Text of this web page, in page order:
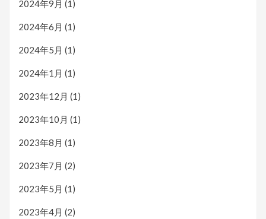
2024年9月 (1)
2024年6月 (1)
2024年5月 (1)
2024年1月 (1)
2023年12月 (1)
2023年10月 (1)
2023年8月 (1)
2023年7月 (2)
2023年5月 (1)
2023年4月 (2)